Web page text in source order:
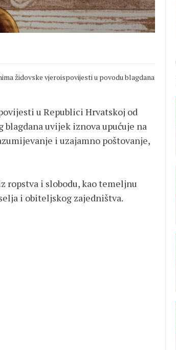
židovske vjeroispovijesti u povodu blagdana
u Republici Hrvatskoj od
blagdana uvijek iznova upućuje na
i uzajamno poštovanje,
ropstva i slobodu, kao temeljnu
i obiteljskog zajedništva.